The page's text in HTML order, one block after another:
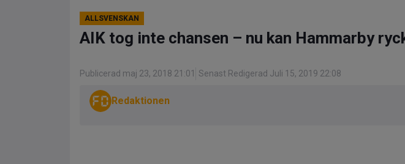
ALLSVENSKAN
AIK tog inte chansen – nu kan Hammarby
Publicerad maj 23, 2018 21:01 Senast Redigerad Juli 15, 2019 22:08
Redaktionen